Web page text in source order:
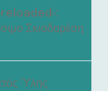
reloaded»:
Σκιαδαρέση
Ύλης